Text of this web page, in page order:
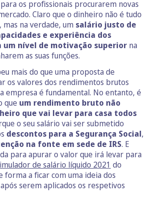
os profissionais procurarem novas
Claro que o dinheiro não é tudo
na verdade, um salário justo de
e experiência dos
um nível de motivação superior na
as suas funções.
mais do que uma proposta de
os valores dos rendimentos brutos
empresa é fundamental. No entanto, é
que um rendimento bruto não
que vai levar para casa todos
o seu salário vai ser submetido
descontos para a Segurança Social,
na fonte em sede de IRS. E
para apurar o valor que irá levar para
de salário líquido 2021 do
forma a ficar com uma ideia dos
serem aplicados os respetivos